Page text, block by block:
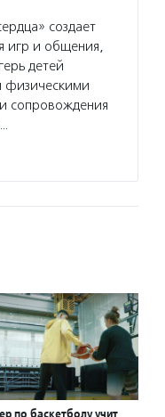
создает
игр и общения,
детей
физическими
сопровождения
по баскетболу учит